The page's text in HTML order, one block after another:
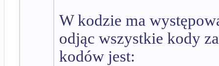
W kodzie ma
odjąc wszystkie kody
kodów jest: